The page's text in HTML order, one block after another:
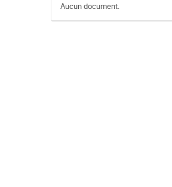
Aucun document.